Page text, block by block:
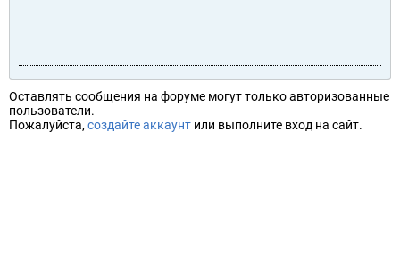
Оставлять сообщения на форуме могут только авторизованные
пользователи.
Пожалуйста, создайте аккаунт или выполните вход на сайт.